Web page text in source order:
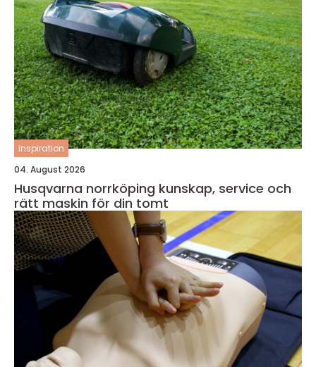
inspiration
04. August 2026
Husqvarna norrköping kunskap, service och
rätt maskin för din tomt